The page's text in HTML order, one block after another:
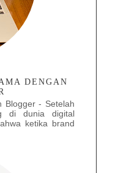
DENGAN
Blogger - Setelah
di dunia digital
ketika brand